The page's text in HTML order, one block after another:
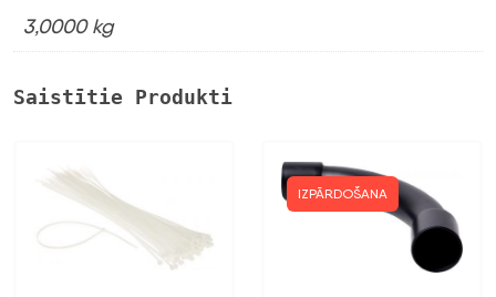
3,0000 kg
Saistītie Produkti
IZPĀRDOŠANA